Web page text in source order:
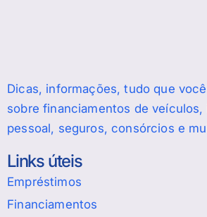
Dicas, informações, tudo que
sobre financiamentos de
pessoal, seguros, consórcios e
Links úteis
Empréstimos
Financiamentos